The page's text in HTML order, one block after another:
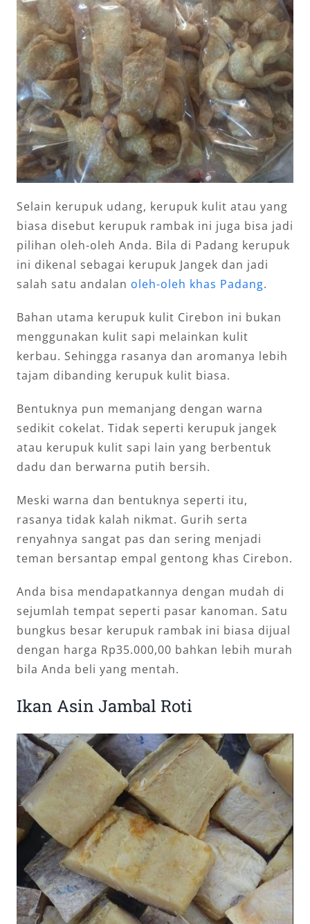
Selain kerupuk udang, kerupuk kulit atau yang
biasa disebut kerupuk rambak ini juga bisa jadi
pilihan oleh-oleh Anda. Bila di Padang kerupuk
ini dikenal sebagai kerupuk Jangek dan jadi
salah satu andalan oleh-oleh khas Padang.
Bahan utama kerupuk kulit Cirebon ini bukan
menggunakan kulit sapi melainkan kulit
kerbau. Sehingga rasanya dan aromanya lebih
tajam dibanding kerupuk kulit biasa.
Bentuknya pun memanjang dengan warna
sedikit cokelat. Tidak seperti kerupuk jangek
atau kerupuk kulit sapi lain yang berbentuk
dadu dan berwarna putih bersih.
Meski warna dan bentuknya seperti itu,
rasanya tidak kalah nikmat. Gurih serta
renyahnya sangat pas dan sering menjadi
teman bersantap empal gentong khas Cirebon.
Anda bisa mendapatkannya dengan mudah di
sejumlah tempat seperti pasar kanoman. Satu
bungkus besar kerupuk rambak ini biasa dijual
dengan harga Rp35.000,00 bahkan lebih murah
bila Anda beli yang mentah.
Ikan Asin Jambal Roti